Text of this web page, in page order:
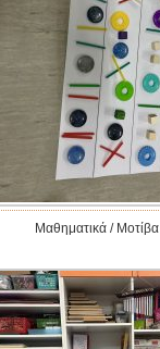
Μαθηματικά / Μοτίβα